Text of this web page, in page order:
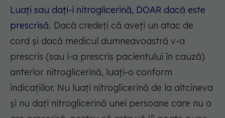
Luați sau dați-i nitroglicerină, DOAR dacă este
prescrisă. Dacă credeți că aveți un atac de
cord și dacă medicul dumneavoastră v-a
prescris (sau i-a prescris pacientului în cauză)
anterior nitroglicerină, luați-o conform
indicațiilor. Nu luați nitroglicerină de la altcineva
și nu dați nitroglicerină unei persoane care nu o